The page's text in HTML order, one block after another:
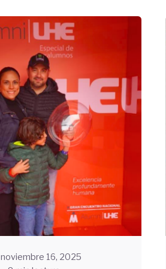
Enviado
por
UHE
noviembre 16, 2025